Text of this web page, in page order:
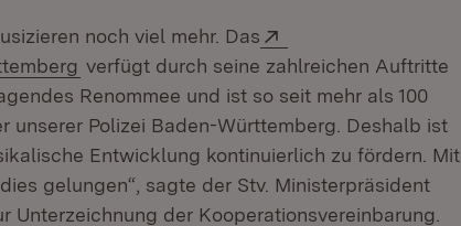
noch viel mehr. Das
(Öffnet in neuem Fenster)
verfügt durch seine zahlreichen Auftritte
Renommee und ist so seit mehr als 100
unserer Polizei Baden-Württemberg. Deshalb ist
Entwicklung kontinuierlich zu fördern. Mit
gelungen“, sagte der Stv. Ministerpräsident
Unterzeichnung der Kooperationsvereinbarung.